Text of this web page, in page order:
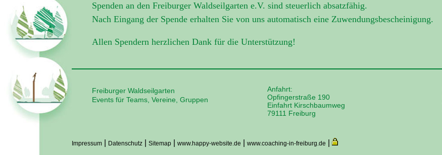
Spenden an den Freiburger Waldseilgarten e.V. sind steuerlich absatzfähig.
Nach Eingang der Spende erhalten Sie von uns automatisch eine Zuwendungsbescheinigung.
Allen Spendern herzlichen Dank für die Unterstützung!
Freiburger Waldseilgarten
Events für Teams, Vereine, Gruppen
Anfahrt:
Opfingerstraße 190
Einfahrt Kirschbaumweg
79111 Freiburg
Impressum Datenschutz Sitemap www.happy-website.de www.coaching-in-freiburg.de